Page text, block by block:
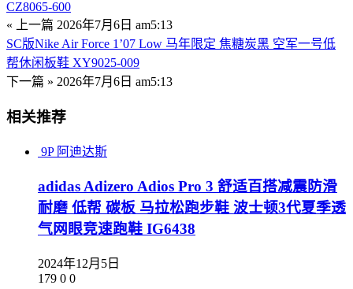
CZ8065-600
« 上一篇 2026年7月6日 am5:13
SC版Nike Air Force 1’07 Low 马年限定 焦糖炭黑 空军一号低
帮休闲板鞋 XY9025-009
下一篇 » 2026年7月6日 am5:13
相关推荐
9P 阿迪达斯
adidas Adizero Adios Pro 3 舒适百搭减震防滑
耐磨 低帮 碳板 马拉松跑步鞋 波士顿3代夏季透
气网眼竞速跑鞋 IG6438
2024年12月5日
179 0 0